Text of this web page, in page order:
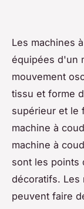
Les machines
équipées d'un
mouvement
tissu et forme
supérieur et le
machine à
machine à
sont les points
décoratifs. Les
peuvent faire